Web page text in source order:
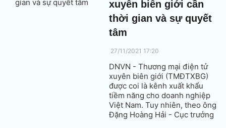
hàng hóa mới sang thị trường
Trung Quốc.
xuyên biên giới cần
thời gian và sự quyết
tâm
27/11/2021 17:20
DNVN - Thương mại điện tử
xuyên biên giới (TMĐTXBG)
được coi là kênh xuất khẩu
tiềm năng cho doanh nghiệp
Việt Nam. Tuy nhiên, theo ông
Đặng Hoàng Hải - Cục trưởng